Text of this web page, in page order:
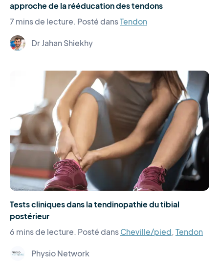
approche de la rééducation des tendons
7 mins de lecture. Posté dansTendon
Dr Jahan Shiekhy
Tests cliniques dans la tendinopathie du tibial
postérieur
6 mins de lecture. Posté dansCheville/pied, Tendon
Physio Network